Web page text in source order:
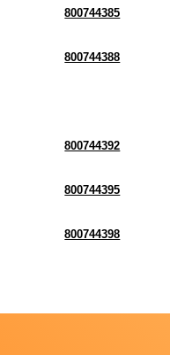
800744385
800744388
800744392
800744395
800744398